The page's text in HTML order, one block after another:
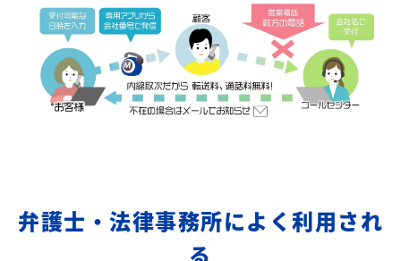
弁護士・法律事務所によく利用され
る